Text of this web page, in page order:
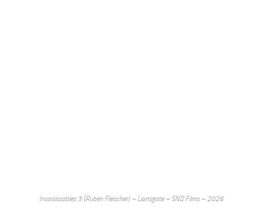
Insaisissables 3 (Ruben Fleischer) – Lionsgate – SND Films – 2026